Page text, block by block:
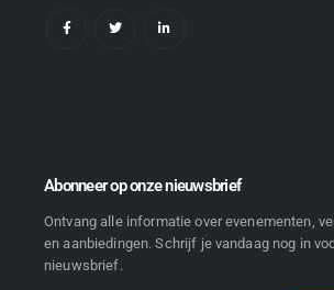
Abonneer op onze nieuwsbrief
Ontvang alle informatie over evenementen,
en aanbiedingen. Schrijf je vandaag nog in
nieuwsbrief.